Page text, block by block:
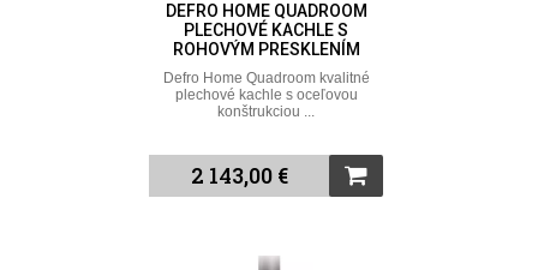
DEFRO HOME QUADROOM
PLECHOVÉ KACHLE S
ROHOVÝM PRESKLENÍM
Defro Home Quadroom kvalitné
plechové kachle s oceľovou
konštrukciou ...
2 143,00 €